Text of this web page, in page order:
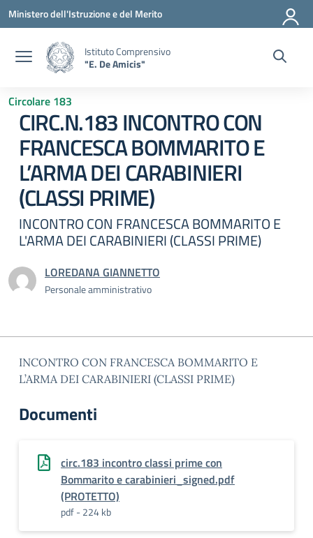
Vai ai contenuti
Vai al menu di navigazione
Vai al footer
Ministero dell'Istruzione e del Merito
Istituto Comprensivo
"E. De Amicis"
Circolare 183
CIRC.N.183 INCONTRO CON
FRANCESCA BOMMARITO E
L’ARMA DEI CARABINIERI
(CLASSI PRIME)
INCONTRO CON FRANCESCA BOMMARITO E
L'ARMA DEI CARABINIERI (CLASSI PRIME)
LOREDANA GIANNETTO
Personale amministrativo
INCONTRO CON FRANCESCA BOMMARITO E
L’ARMA DEI CARABINIERI (CLASSI PRIME)
Documenti
circ.183 incontro classi prime con
Bommarito e carabinieri_signed.pdf
(PROTETTO)
pdf - 224 kb